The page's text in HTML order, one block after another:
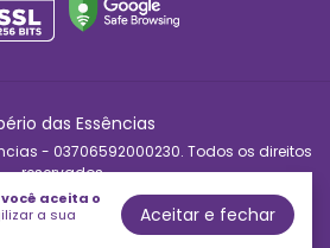
você aceita o
a sua
Aceitar e fechar
das Essências
- 03706592000230. Todos os direitos
reservados.